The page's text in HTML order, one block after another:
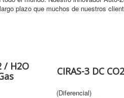
plazo que muchos de nuestros
/ H2O
CIRAS-3 DC
(Diferencial)